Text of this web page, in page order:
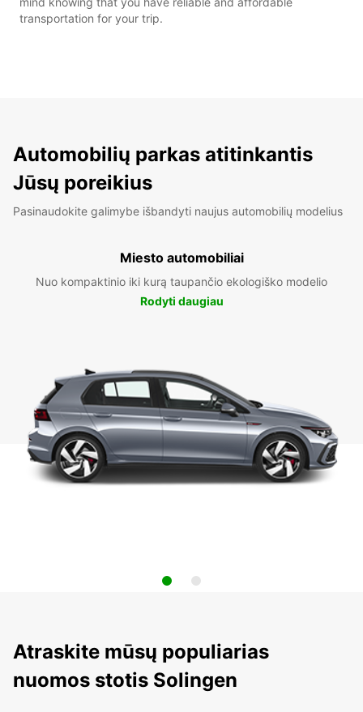
transportation for your trip.
Automobilių parkas atitinkantis
Jūsų poreikius
Pasinaudokite galimybe išbandyti naujus automobilių modelius
Miesto automobiliai
Nuo kompaktinio iki kurą taupančio ekologiško modelio
Rodyti daugiau
Atraskite mūsų populiarias
nuomos stotis Solingen